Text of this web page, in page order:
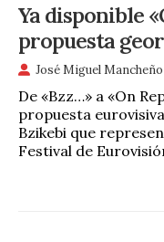
Ya disponible
propuesta
José Miguel Mancheño
De «Bzz…» a «On
propuesta
Bzikebi que
Festival de